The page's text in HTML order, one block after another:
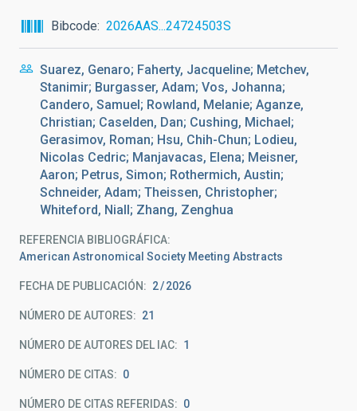
Bibcode 2026AAS...24724503S
Suarez, Genaro; Faherty, Jacqueline; Metchev,
Stanimir; Burgasser, Adam; Vos, Johanna;
Candero, Samuel; Rowland, Melanie; Aganze,
Christian; Caselden, Dan; Cushing, Michael;
Gerasimov, Roman; Hsu, Chih-Chun; Lodieu,
Nicolas Cedric; Manjavacas, Elena; Meisner,
Aaron; Petrus, Simon; Rothermich, Austin;
Schneider, Adam; Theissen, Christopher;
Whiteford, Niall; Zhang, Zenghua
REFERENCIA BIBLIOGRÁFICA
American Astronomical Society Meeting Abstracts
FECHA DE PUBLICACIÓN: 2 2026
NÚMERO DE AUTORES 21
NÚMERO DE AUTORES DEL IAC 1
NÚMERO DE CITAS 0
NÚMERO DE CITAS REFERIDAS 0